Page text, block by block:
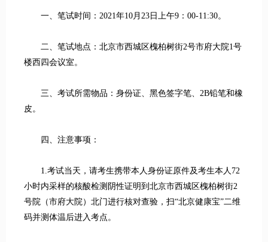
一、笔试时间：2021年10月23日上午9：00-11:30。
二、笔试地点：北京市西城区槐柏树街2号市府大院1号
楼西四会议室。
三、考试所需物品：身份证、黑色签字笔、2B铅笔和橡
皮。
四、注意事项：
1.考试当天，请考生携带本人身份证原件及考生本人72
小时内采样的核酸检测阴性证明到北京市西城区槐柏树街2
号院（市府大院）北门进行核对查验，扫“北京健康宝”二维
码并测体温后进入考点。